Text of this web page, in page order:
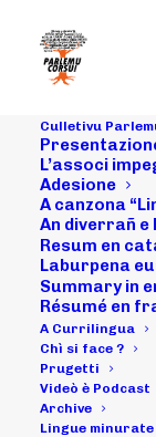
Culletivu
L’associ
Adesione
A canzona
An diverrañ e
Resum en
Laburpena
Summary in
Résumé en
A Currilingua
Chì si face ?
Prugetti
Videò è Podcast
Archive
Lingue minurate